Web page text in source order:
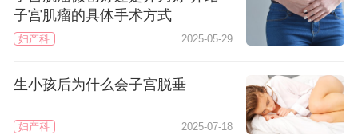
子宫肌瘤的具体手术方式
妇产科 2025-05-29
生小孩后为什么会子宫脱垂
妇产科 2025-07-18